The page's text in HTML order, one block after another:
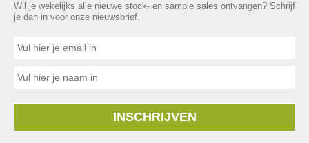
Wil je wekelijks alle nieuwe stock- en sample sales ontvangen? Schrijf
je dan in voor onze nieuwsbrief.
INSCHRIJVEN